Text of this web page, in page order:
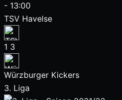
- 13:00
TSV Havelse
1 3
Würzburger Kickers
3. Liga